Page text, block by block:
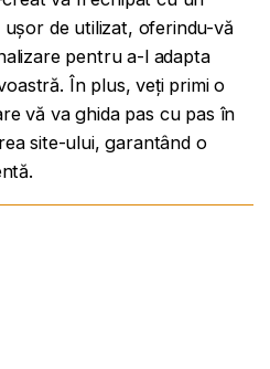
de utilizat, oferindu-vă
pentru a-l adapta
În plus, veți primi o
vă va ghida pas cu pas în
site-ului, garantând o